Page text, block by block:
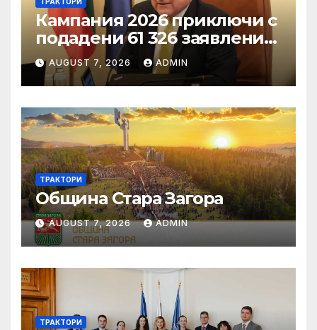
Кампания 2026 приключи с
подадени 61 326 заявления
за подпомагане
AUGUST 7, 2026 ADMIN
ТРАКТОРИ
Община Стара Загора
AUGUST 7, 2026 ADMIN
ТРАКТОРИ